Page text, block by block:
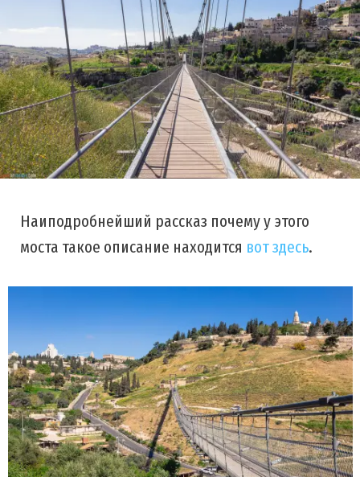
Наиподробнейший рассказ почему у этого
моста такое описание находится вот здесь.